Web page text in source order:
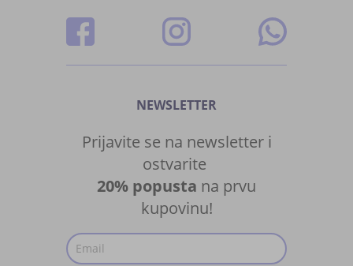
NEWSLETTER
Prijavite se na newsletter i
ostvarite
20% popusta na prvu
kupovinu!